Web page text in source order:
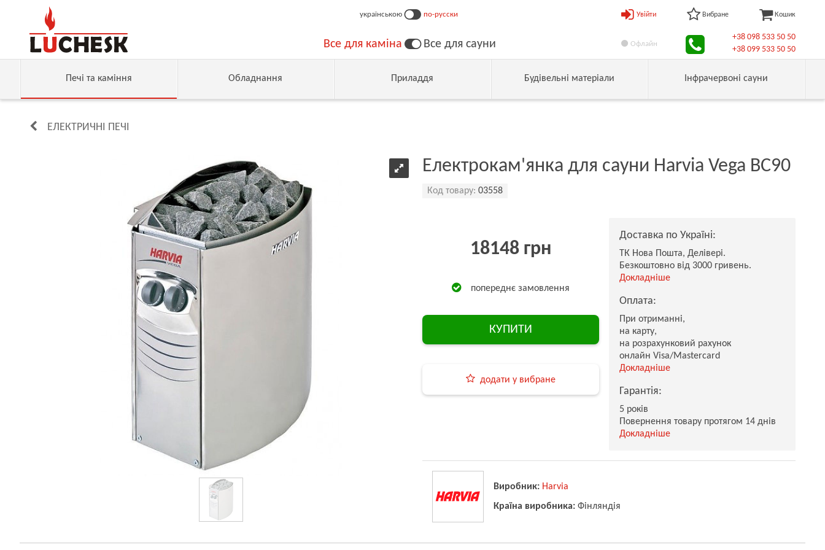
українською по-русски
Все для каміна Все для сауни
Увійти Вибране Кошик
Офлайн
+38 098 533 50 50
+38 099 533 50 50
Печі та каміння Обладнання Приладдя Будівельні матеріали Інфрачервоні сауни
ЕЛЕКТРИЧНІ ПЕЧІ
Електрокам'янка для сауни Harvia Vega BC90
Код товару: 03558
18148 грн
попереднє замовлення
КУПИТИ
додати у вибране
Доставка по Україні:
ТК Нова Пошта, Делівері.
Безкоштовно від 3000 гривень.
Докладніше
Оплата:
При отриманні,
на карту,
на розрахунковий рахунок
онлайн Visa/Mastercard
Докладніше
Гарантія:
5 років
Повернення товару протягом 14 днів
Докладніше
Виробник: Harvia
Країна виробника: Фінляндія